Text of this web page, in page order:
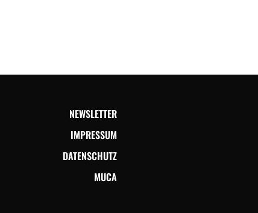
NEWSLETTER
IMPRESSUM
DATENSCHUTZ
MUCA